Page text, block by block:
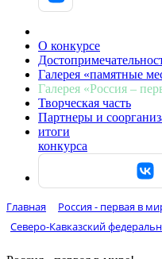
О конкурсе
Галерея «памятные
Галерея «Россия –
Творческая часть
Партнеры и
итоги
конкурса
Главная
Россия - первая в
Северо-Кавказский